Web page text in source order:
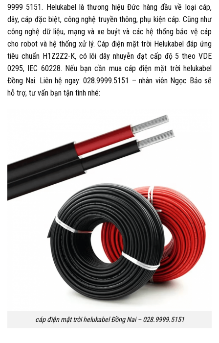
9999 5151. Helukabel là thương hiệu Đức hàng đầu về loại cáp,
dây, cáp đặc biệt, công nghệ truyền thông, phụ kiện cáp. Cũng như
công nghệ dữ liệu, mạng và xe buýt và các hệ thống bảo vệ cáp
cho robot và hệ thống xử lý. Cáp điện mặt trời Helukabel đáp ứng
tiêu chuẩn H1Z2Z2-K, có lõi dây nhuyễn đạt cấp độ 5 theo VDE
0295, IEC 60228. Nếu bạn cần mua cáp điện mặt trời helukabel
Đồng Nai. Liên hệ ngay: 028.9999.5151 – nhân viên Ngọc Bảo sẽ
hỗ trợ, tư vấn bạn tận tình nhé:
cáp điện mặt trời helukabel Đồng Nai – 028.9999.5151